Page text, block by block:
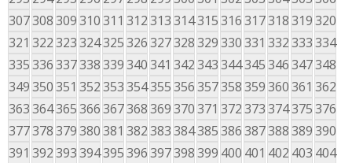
307308309310311 312313314315316317318319320
321 322323324325326327328329330331 332333334
335336337338339340341 342343344345346347348
349350351 352353354355356357358359360361 362
363364365366367368369370371 372373374375376
377378379380381 382383384385386387388389390
391 392393394395396397398399 400 401 402 403 404